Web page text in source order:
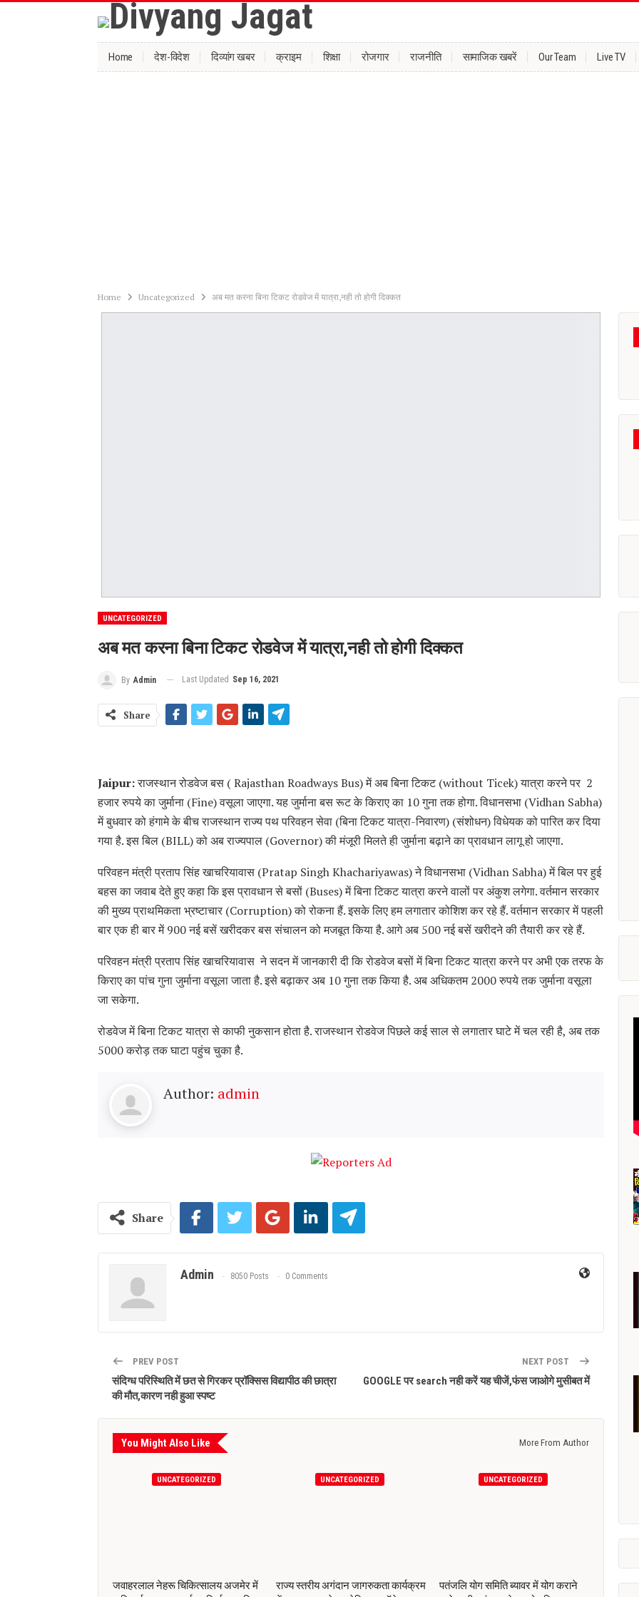
Home देश-विदेश दिव्यांग खबर क्राइम शिक्षा रोजगार राजनीति सामाजिक खबरें Our Team Live TV
Home Uncategorized अब मत करना बिना टिकट रोडवेज में यात्रा,नही तो होगी दिक्कत
UNCATEGORIZED
अब मत करना बिना टिकट रोडवेज में यात्रा,नही तो होगी दिक्कत
By Admin Last Updated Sep 16, 2021
Share
Jaipur:राजस्थान रोडवेज बस ( Rajasthan Roadways Bus) में अब बिना टिकट (without Ticek) यात्रा करने पर 2
हजार रुपये का जुर्माना (Fine) वसूला जाएगा. यह जुर्माना बस रूट के किराए का 10 गुना तक होगा. विधानसभा (Vidhan Sabha)
में बुधवार को हंगामे के बीच राजस्‍थान राज्‍य पथ परिवहन सेवा (बिना टिकट यात्रा-निवारण) (संशोधन) विधेयक को पारित कर दिया
गया है. इस बिल (BILL) को अब राज्यपाल (Governor) की मंजूरी मिलते ही जुर्माना बढ़ाने का प्रावधान लागू हो जाएगा.
परिवहन मंत्री प्रताप सिंह खाचरियावास (Pratap Singh Khachariyawas) ने विधानसभा (Vidhan Sabha) में बिल पर हुई
बहस का जवाब देते हुए कहा कि इस प्रावधान से बसों (Buses) में बिना टिकट यात्रा करने वालों पर अंकुश लगेगा. वर्तमान सरकार
की मुख्य प्राथमिकता भ्रष्टाचार (Corruption) को रोकना हैं. इसके लिए हम लगातार कोशिश कर रहे हैं. वर्तमान सरकार में पहली
बार एक ही बार में 900 नई बसें खरीदकर बस संचालन को मजबूत किया है. आगे अब 500 नई बसें खरीदने की तैयारी कर रहे हैं.
परिवहन मंत्री प्रताप सिंह खाचरियावास ने सदन में जानकारी दी कि रोडवेज बसों में बिना टिकट यात्रा करने पर अभी एक तरफ के
किराए का पांच गुना जुर्माना वसूला जाता है. इसे बढ़ाकर अब 10 गुना तक किया है. अब अधिकतम 2000 रुपये तक जुर्माना वसूला
जा सकेगा.
रोडवेज में बिना टिकट यात्रा से काफी नुकसान होता है. राजस्थान रोडवेज पिछले कई साल से लगातार घाटे में चल रही है, अब तक
5000 करोड़ तक घाटा पहुंच चुका है.
Author: admin
Share
Admin 8050 Posts 0 Comments
PREV POST
संदिग्ध परिस्थिति में छत से गिरकर प्रॉक्सिस विद्यापीठ की छात्रा
की मौत,कारण नही हुआ स्पष्ट
NEXT POST
GOOGLE पर search नही करें यह चीजें,फंस जाओगे मुसीबत में
You Might Also Like More From Author
UNCATEGORIZED
जवाहरलाल नेहरू चिकित्सालय अजमेर में
UNCATEGORIZED
राज्य स्तरीय अगंदान जागरुकता कार्यक्रम
UNCATEGORIZED
पतंजलि योग समिति ब्यावर में योग कराने